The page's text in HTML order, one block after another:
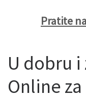
Pratite
U dobru i
Online